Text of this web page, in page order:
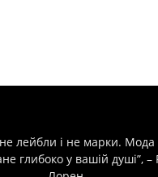
лейбли і не марки. Мода
глибоко у вашій душі”, –